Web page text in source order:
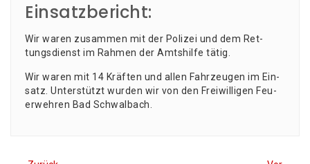
Einsatzbericht:
Wir waren zusam­men mit der Poli­zei und dem Ret­
tungs­dienst im Rah­men der Amts­hil­fe tätig.
Wir waren mit 14 Kräf­ten und allen Fahr­zeu­gen im Ein­
satz. Unter­stützt wur­den wir von den Frei­wil­li­gen Feu­
er­weh­ren Bad Schwalbach.